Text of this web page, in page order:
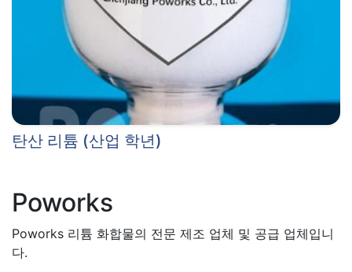
탄산 리튬 (산업 학년)
Poworks
Poworks 리튬 화합물의 전문 제조 업체 및 공급 업체입니
다.